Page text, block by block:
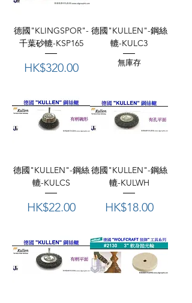
德國"KLINGSPOR"-
千葉砂轆-KSP165
價格
HK$320.00
德國"KULLEN"-鋼絲
轆-KULC3
無庫存
德國"KULLEN"-鋼絲
轆-KULCS
價格
HK$22.00
德國"KULLEN"-鋼絲
轆-KULWH
價格
HK$18.00